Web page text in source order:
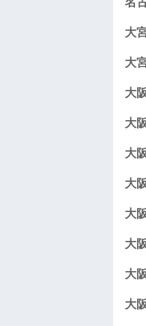
大
大
大
大
大
大
大
大
大
大